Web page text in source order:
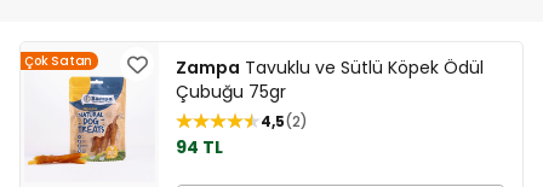
Çok Satan Zampa Tavuklu ve Sütlü Köpek Ödül
Çubuğu 75gr
4,5 2
94 TL